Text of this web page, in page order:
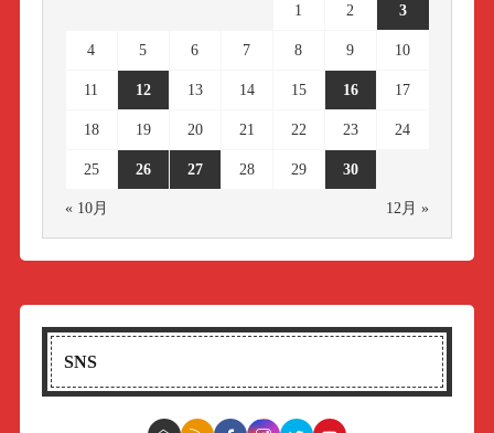
1 2 3
4 5 6 7 8 9 10
11 12 13 14 15 16 17
18 19 20 21 22 23 24
25 26 27 28 29 30
« 10月 12月 »
SNS